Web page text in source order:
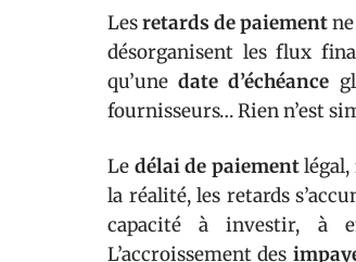
Lesretards de paiement
désorganisent les flux
qu’unedate d’échéance
fournisseurs… Rien n’est
Le délai de paiementlégal,
la réalité, les retards
capacité à investir, à
L’accroissement des